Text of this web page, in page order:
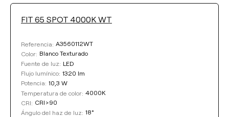
FIT 65 SPOT 4000K WT
Referencia: A3560112WT
Color: Blanco Texturado
Fuente de luz: LED
Flujo lumínico: 1320 lm
Potencia: 10,3 W
Temperatura de color: 4000K
CRI: CRI>90
Ángulo del haz de luz: 18°